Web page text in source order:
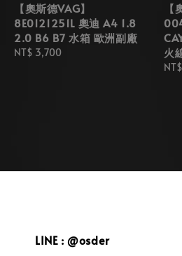
【奧斯德VAG】
8E0121251L 奧迪 A4 1.8
2.0 B6 B7 水箱 歐洲副廠
Regular
NT$ 3,700
【
火
LINE : @osder